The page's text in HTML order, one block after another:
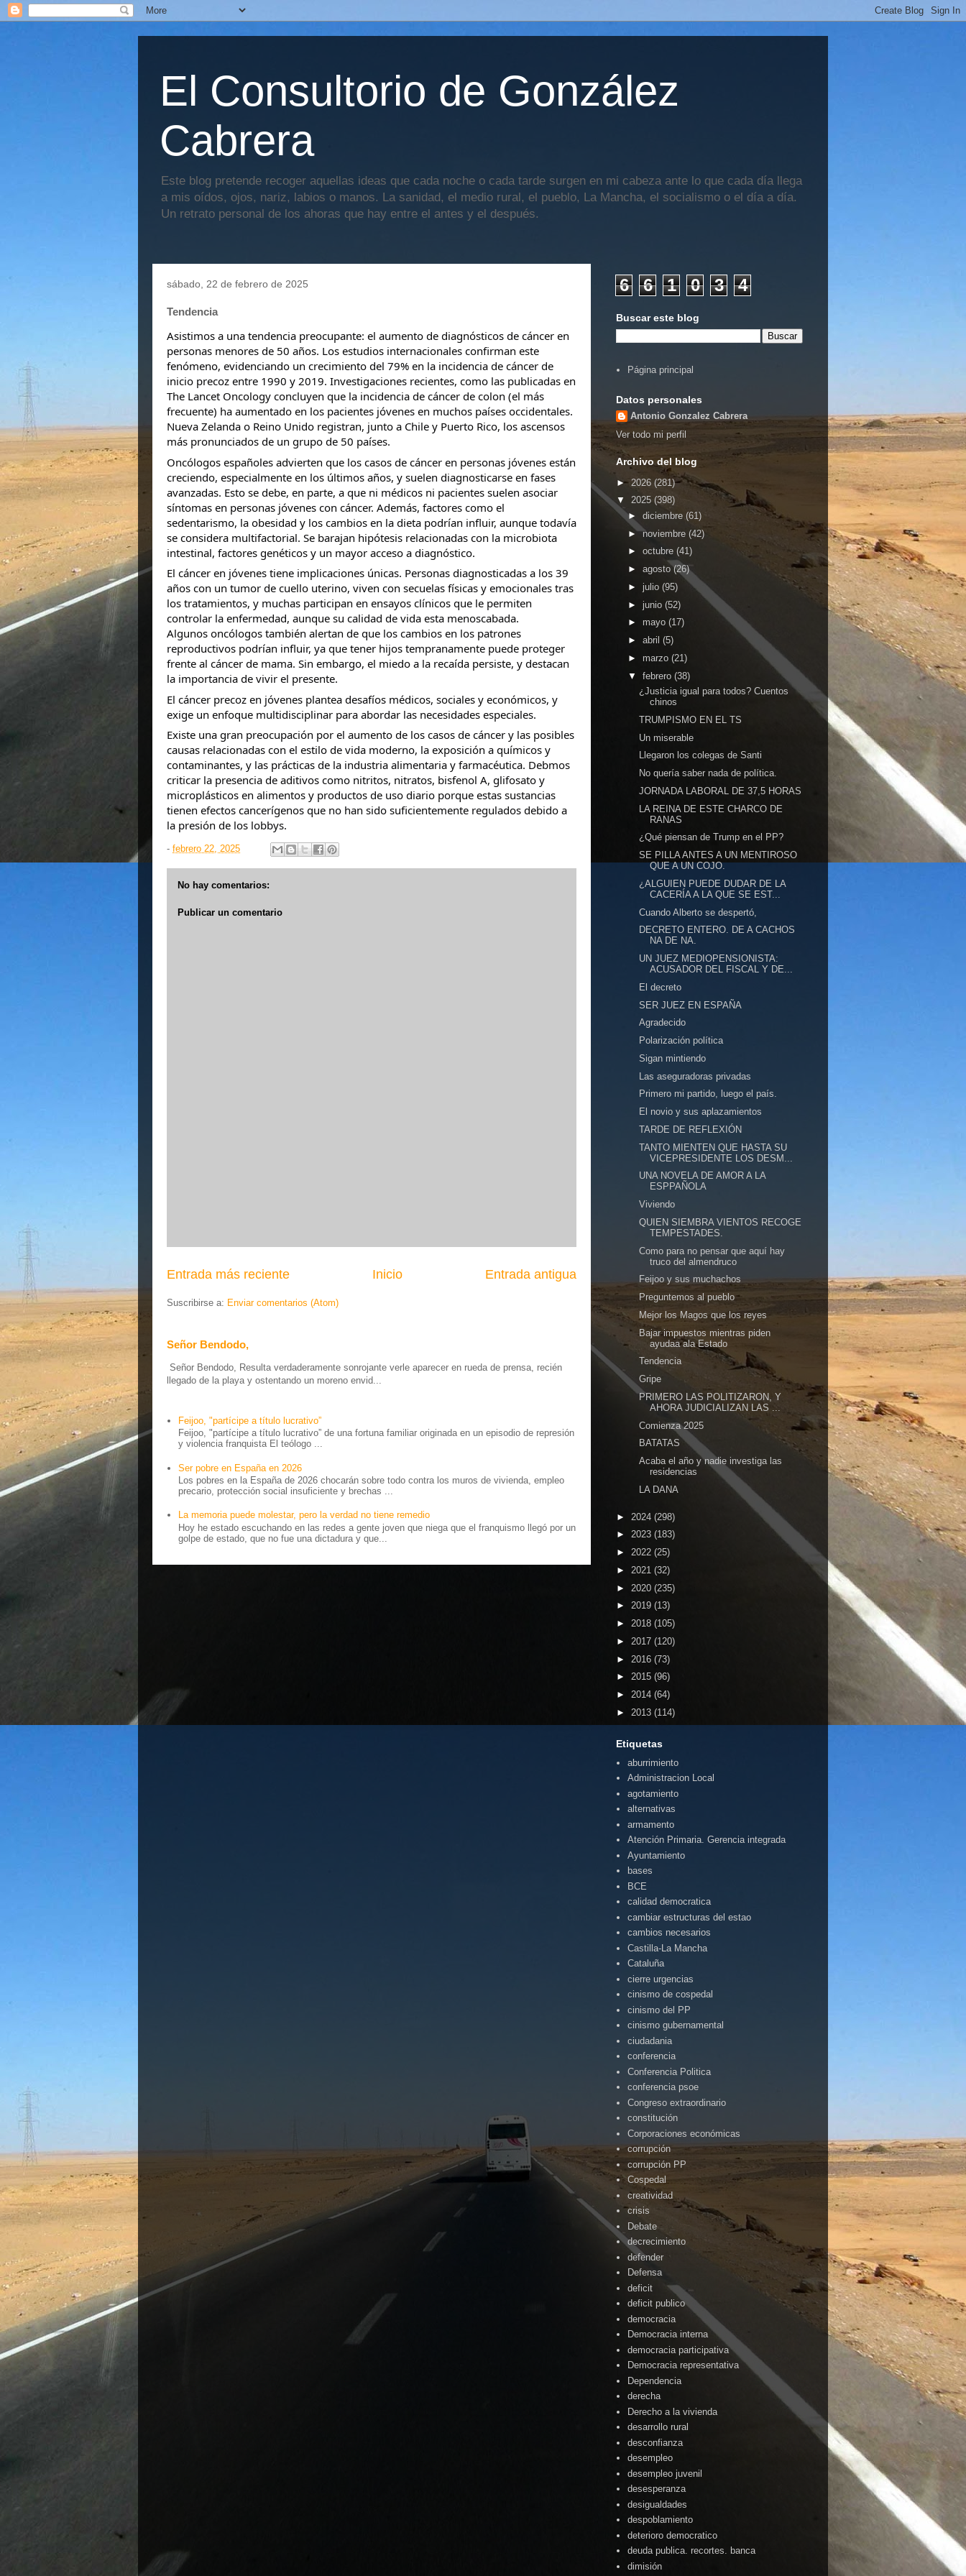
El Consultorio de González
Cabrera
Este blog pretende recoger aquellas ideas que cada noche o cada tarde surgen en mi cabeza ante lo que cada día llega
a mis oídos, ojos, nariz, labios o manos. La sanidad, el medio rural, el pueblo, La Mancha, el socialismo o el día a día.
Un retrato personal de los ahoras que hay entre el antes y el después.
sábado, 22 de febrero de 2025
Tendencia
Asistimos a una tendencia preocupante: el aumento de diagnósticos de cáncer en
personas menores de 50 años. Los estudios internacionales confirman este
fenómeno, evidenciando un crecimiento del 79% en la incidencia de cáncer de
inicio precoz entre 1990 y 2019. Investigaciones recientes, como las publicadas en
The Lancet Oncology concluyen que la incidencia de cáncer de colon (el más
frecuente) ha aumentado en los pacientes jóvenes en muchos países occidentales.
Nueva Zelanda o Reino Unido registran, junto a Chile y Puerto Rico, los ascensos
más pronunciados de un grupo de 50 países.
Oncólogos españoles advierten que los casos de cáncer en personas jóvenes están
creciendo, especialmente en los últimos años, y suelen diagnosticarse en fases
avanzadas. Esto se debe, en parte, a que ni médicos ni pacientes suelen asociar
síntomas en personas jóvenes con cáncer. Además, factores como el
sedentarismo, la obesidad y los cambios en la dieta podrían influir, aunque todavía
se considera multifactorial. Se barajan hipótesis relacionadas con la microbiota
intestinal, factores genéticos y un mayor acceso a diagnóstico.
El cáncer en jóvenes tiene implicaciones únicas. Personas diagnosticadas a los 39
años con un tumor de cuello uterino, viven con secuelas físicas y emocionales tras
los tratamientos, y muchas participan en ensayos clínicos que le permiten
controlar la enfermedad, aunque su calidad de vida esta menoscabada.
Algunos oncólogos también alertan de que los cambios en los patrones
reproductivos podrían influir, ya que tener hijos tempranamente puede proteger
frente al cáncer de mama. Sin embargo, el miedo a la recaída persiste, y destacan
la importancia de vivir el presente.
El cáncer precoz en jóvenes plantea desafíos médicos, sociales y económicos, y
exige un enfoque multidisciplinar para abordar las necesidades especiales.
Existe una gran preocupación por el aumento de los casos de cáncer y las posibles
causas relacionadas con el estilo de vida moderno, la exposición a químicos y
contaminantes, y las prácticas de la industria alimentaria y farmacéutica. Debmos
criticar la presencia de aditivos como nitritos, nitratos, bisfenol A, glifosato y
microplásticos en alimentos y productos de uso diario porque estas sustancias
tienen efectos cancerígenos que no han sido suficientemente regulados debido a
la presión de los lobbys.
- febrero 22, 2025
No hay comentarios:
Publicar un comentario
Entrada más reciente Entrada antigua
Inicio
Suscribirse a: Enviar comentarios (Atom)
Señor Bendodo,
Señor Bendodo, Resulta verdaderamente sonrojante verle aparecer en rueda de prensa, recién
llegado de la playa y ostentando un moreno envid...
Feijoo, "partícipe a título lucrativo”
Feijoo, "partícipe a título lucrativo” de una fortuna familiar originada en un episodio de represión
y violencia franquista El teólogo ...
Ser pobre en España en 2026
Los pobres en la España de 2026 chocarán sobre todo contra los muros de vivienda, empleo
precario, protección social insuficiente y brechas ...
La memoria puede molestar, pero la verdad no tiene remedio
Hoy he estado escuchando en las redes a gente joven que niega que el franquismo llegó por un
golpe de estado, que no fue una dictadura y que...
6 6 1 0 3 4
Buscar este blog
Página principal
Datos personales
Antonio Gonzalez Cabrera
Ver todo mi perfil
Archivo del blog
► 2026 (281)
▼ 2025 (398)
► diciembre (61)
►noviembre (42)
► octubre (41)
► agosto(26)
► julio (95)
► junio (52)
► mayo (17)
► abril (5)
► marzo (21)
▼ febrero (38)
¿Justicia igual para todos? Cuentos
chinos
TRUMPISMO EN EL TS
Un miserable
Llegaron los colegas de Santi
No quería saber nada de política.
JORNADA LABORAL DE 37,5 HORAS
LA REINA DE ESTE CHARCO DE
RANAS
¿Qué piensan de Trump en el PP?
SE PILLA ANTES A UN MENTIROSO
QUE A UN COJO.
¿ALGUIEN PUEDE DUDAR DE LA
CACERÍA A LA QUE SE EST...
Cuando Alberto se despertó,
DECRETO ENTERO. DE A CACHOS
NA DE NA.
UN JUEZ MEDIOPENSIONISTA:
ACUSADOR DEL FISCAL Y DE...
El decreto
SER JUEZ EN ESPAÑA
Agradecido
Polarización política
Sigan mintiendo
Las aseguradoras privadas
Primero mi partido, luego el país.
El novio y sus aplazamientos
TARDE DE REFLEXIÓN
TANTO MIENTEN QUE HASTA SU
VICEPRESIDENTE LOS DESM...
UNA NOVELA DE AMOR A LA
ESPPAÑOLA
Viviendo
QUIEN SIEMBRA VIENTOS RECOGE
TEMPESTADES.
Como para no pensar que aquí hay
truco del almendruco
Feijoo y sus muchachos
Preguntemos al pueblo
Mejor los Magos que los reyes
Bajar impuestos mientras piden
ayudaa ala Estado
Tendencia
Gripe
PRIMERO LAS POLITIZARON, Y
AHORA JUDICIALIZAN LAS ...
Comienza 2025
BATATAS
Acaba el año y nadie investiga las
residencias
LA DANA
► 2024 (298)
► 2023 (183)
► 2022 (25)
► 2021 (32)
► 2020 (235)
► 2019 (13)
► 2018 (105)
► 2017 (120)
► 2016 (73)
► 2015 (96)
► 2014 (64)
► 2013 (114)
Etiquetas
aburrimiento
Administracion Local
agotamiento
alternativas
armamento
Atención Primaria. Gerencia integrada
Ayuntamiento
bases
BCE
calidad democratica
cambiar estructuras del estao
cambios necesarios
Castilla-La Mancha
Cataluña
cierre urgencias
cinismo de cospedal
cinismo del PP
cinismo gubernamental
ciudadania
conferencia
Conferencia Politica
conferencia psoe
Congreso extraordinario
constitución
Corporaciones económicas
corrupción
corrupción PP
Cospedal
creatividad
crisis
Debate
decrecimiento
defender
Defensa
deficit
deficit publico
democracia
Democracia interna
democracia participativa
Democracia representativa
Dependencia
derecha
Derecho a la vivienda
desarrollo rural
desconfianza
desempleo
desempleo juvenil
desesperanza
desigualdades
despoblamiento
deterioro democratico
deuda publica. recortes. banca
dimisión